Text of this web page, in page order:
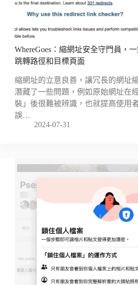
WhereGoes：縮網址安全守門員，
跳轉路徑和目標頁面
縮網址的立意良善，讓冗長的網址
潛藏了一些問題，例如原始網址在
裝」後很難被辨識，也就提高使用
誤…
2024-07-31